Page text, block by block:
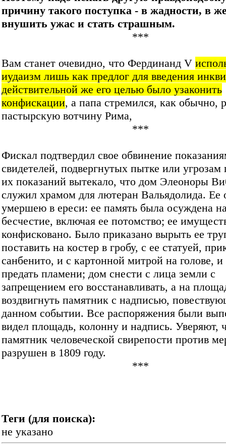
причину такого поступка - в жадности, в
внушить ужас и стать страшным.
***
Вам станет очевидно, что Фердинанд V
иудаизм лишь как предлог для введения
действительной же его целью было узаконить
конфискации, а папа стремился, как обычно,
пастырскую вотчину Рима,
***
Фискал подтвердил свое обвинение
свидетелей, подвергнутых пытке или угрозам
их показаний вытекало, что дом Элеоноры
служил храмом для лютеран Вальядолида. Ее
умершею в ереси: ее память была осуждена
бесчестие, включая ее потомство; ее
конфисковано. Было приказано вырыть ее
поставить на костер в гробу, с ее статуей,
санбенито, и с картонной митрой на голове, и
предать пламени; дом снести с лица земли с
запрещением его восстанавливать, а на
воздвигнуть памятник с надписью,
данном событии. Все распоряжения были
видел площадь, колонну и надпись. Уверяют,
памятник человеческой свирепости против
разрушен в 1809 году.
***
Теги (для поиска):
не указано